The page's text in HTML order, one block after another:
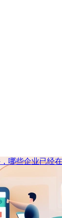
哪些企业已经